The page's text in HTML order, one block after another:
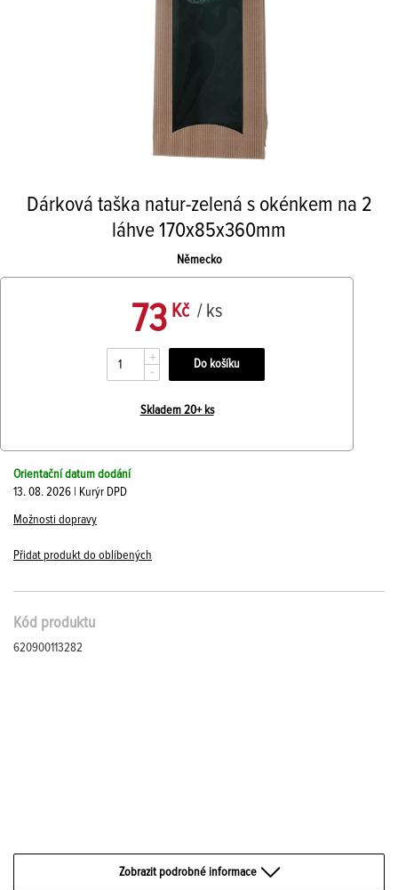
Dárková taška natur-zelená s okénkem na 2
láhve 170x85x360mm
Německo
73Kč / ks
+
-
Skladem 20+ ks
Orientační datum dodání
13. 08. 2026 | Kurýr DPD
Možnosti dopravy
Přidat produkt do oblíbených
Kód produktu
620900113282
Zobrazit podrobné informace